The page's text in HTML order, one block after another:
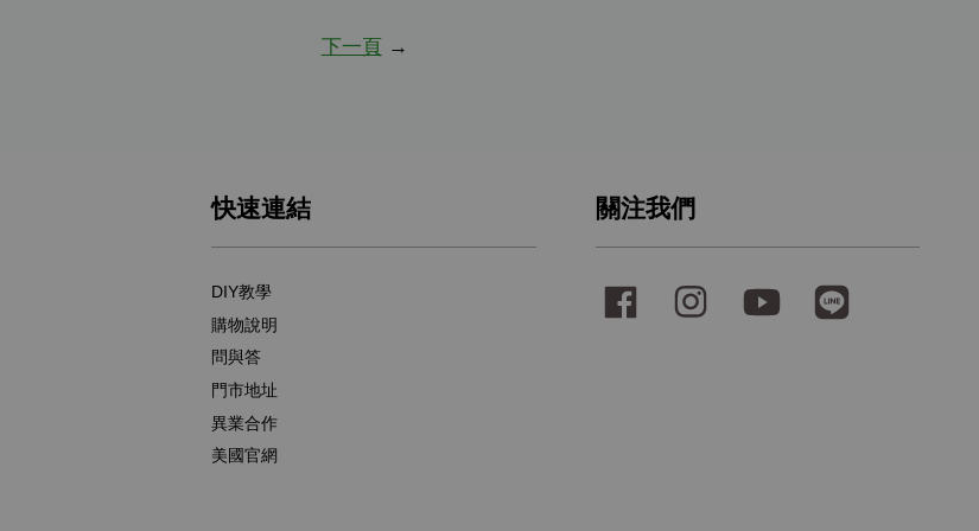
下一頁→
快速連結
DIY教學
購物說明
問與答
門市地址
異業合作
美國官網
關注我們
Facebook Instagram YouTube